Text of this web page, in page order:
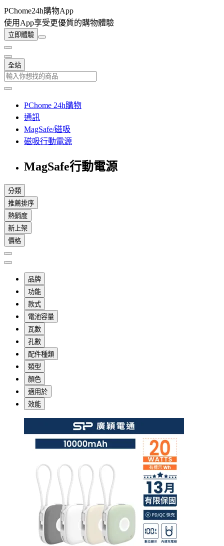
PChome24h購物App
使用App享受更優質的購物體驗
立即體驗
全站
PChome 24h購物
通訊
MagSafe/磁吸
磁吸行動電源
MagSafe行動電源
分類
推薦排序
熱銷度
新上架
價格
品牌
功能
款式
電池容量
瓦數
孔數
配件種類
類型
顏色
適用於
效能